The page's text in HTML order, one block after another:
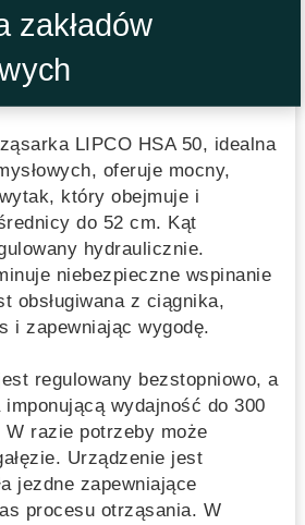
zakładów
LIPCO HSA 50, idealna
oferuje mocny,
który obejmuje i
do 52 cm. Kąt
hydraulicznie.
niebezpieczne wspinanie
obsługiwana z ciągnika,
i zapewniając wygodę.
regulowany bezstopniowo, a
wydajność do 300
W razie potrzeby może
Urządzenie jest
jezdne zapewniające
procesu otrząsania. W